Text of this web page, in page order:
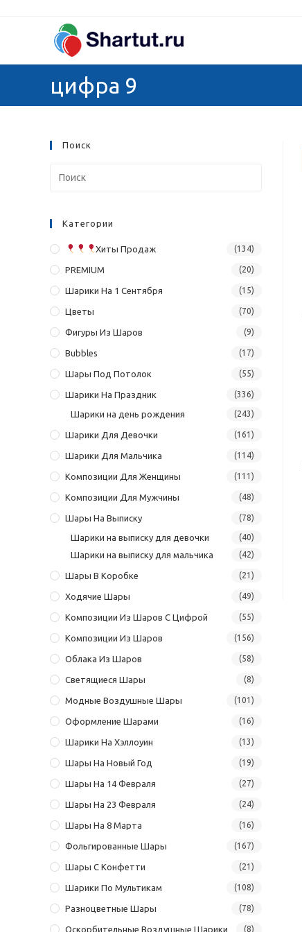
содержимому
цифра 9
Поиск
Категории
Хиты Продаж (134)
PREMIUM (20)
Шарики На 1 Сентября (15)
Цветы (70)
Фигуры Из Шаров (9)
Bubbles (17)
Шары Под Потолок (55)
Шарики На Праздник (336)
Шарики на день рождения (243)
Шарики Для Девочки (161)
Шарики Для Мальчика (114)
Композиции Для Женщины (111)
Композиции Для Мужчины (48)
Шары На Выписку (78)
Шарики на выписку для девочки (40)
Шарики на выписку для мальчика (42)
Шары В Коробке (21)
Ходячие Шары (49)
Композиции Из Шаров С Цифрой (55)
Композиции Из Шаров (156)
Облака Из Шаров (58)
Светящиеся Шары (8)
Модные Воздушные Шары (101)
Оформление Шарами (16)
Шарики На Хэллоуин (13)
Шары На Новый Год (19)
Шары На 14 Февраля (27)
Шары На 23 Февраля (24)
Шары На 8 Марта (16)
Фольгированные Шары (167)
Шары С Конфетти (21)
Шарики По Мультикам (108)
Разноцветные Шары (78)
Оскорбительные Воздушные Шарики (8)